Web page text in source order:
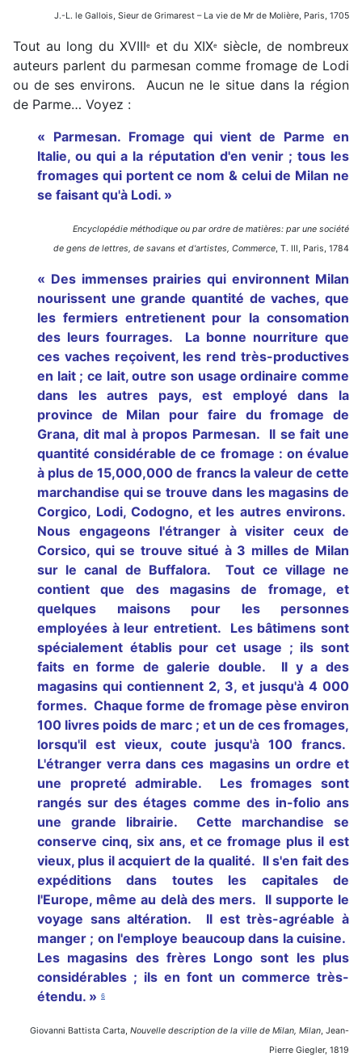
J.-L. le Gallois, Sieur de Grimarest – La vie de Mr de Molière, Paris, 1705
Tout au long du XVIIIeet du XIXe
siècle, de nombreux
auteurs parlent du parmesan comme fromage de Lodi
ou de ses environs. Aucun ne le situe dans la région
de Parme… Voyez :
« Parmesan. Fromage qui vient de Parme en
Italie, ou qui a la réputation d'en venir ; tous les
fromages qui portent ce nom & celui de Milan ne
se faisant qu'à Lodi. »
Encyclopédie méthodique ou par ordre de matières: par une société
de gens de lettres, de savans et d'artistes, Commerce, T. III, Paris, 1784
« Des immenses prairies qui environnent Milan
nourissent une grande quantité de vaches, que
les fermiers entretienent pour la consomation
des leurs fourrages. La bonne nourriture que
ces vaches reçoivent, les rend très-productives
en lait ; ce lait, outre son usage ordinaire comme
dans les autres pays, est employé dans la
province de Milan pour faire du fromage de
Grana, dit mal à propos Parmesan. Il se fait une
quantité considérable de ce fromage : on évalue
à plus de 15,000,000 de francs la valeur de cette
marchandise qui se trouve dans les magasins de
Corgico, Lodi, Codogno, et les autres environs.
Nous engageons l'étranger à visiter ceux de
Corsico, qui se trouve situé à 3 milles de Milan
sur le canal de Buffalora. Tout ce village ne
contient que des magasins de fromage, et
quelques maisons pour les personnes
employées à leur entretient. Les bâtimens sont
spécialement établis pour cet usage ; ils sont
faits en forme de galerie double. Il y a des
magasins qui contiennent 2, 3, et jusqu'à 4 000
formes. Chaque forme de fromage pèse environ
100 livres poids de marc ; et un de ces fromages,
lorsqu'il est vieux, coute jusqu'à 100 francs.
L'étranger verra dans ces magasins un ordre et
une propreté admirable. Les fromages sont
rangés sur des étages comme des in-folio ans
une grande librairie. Cette marchandise se
conserve cinq, six ans, et ce fromage plus il est
vieux, plus il acquiert de la qualité. Il s'en fait des
expéditions dans toutes les capitales de
l'Europe, même au delà des mers. Il supporte le
voyage sans altération. Il est très-agréable à
manger ; on l'employe beaucoup dans la cuisine.
Les magasins des frères Longo sont les plus
considérables ; ils en font un commerce très-
étendu. » 6
Giovanni Battista Carta, Nouvelle description de la ville de Milan, Milan, Jean-
Pierre Giegler, 1819